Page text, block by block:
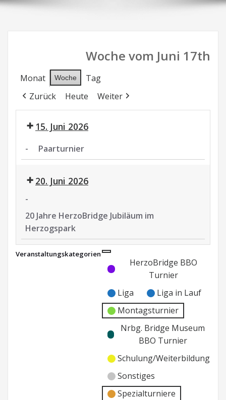
Woche vom Juni 17th
Monat Woche
Tag
Zurück
Heute Weiter
15. Juni 2026
- Paarturnier
20. Juni 2026
-
20 Jahre HerzoBridge Jubiläum im
Herzogspark
20
Jahre
Veranstaltungskategorien
Kategorie
ohne
Kategorie
HerzoBridge BBO
Turnier
Liga
Liga in Lauf
Montagsturnier
Nrbg. Bridge Museum
BBO Turnier
Schulung/Weiterbildung
Sonstiges
Spezialturniere